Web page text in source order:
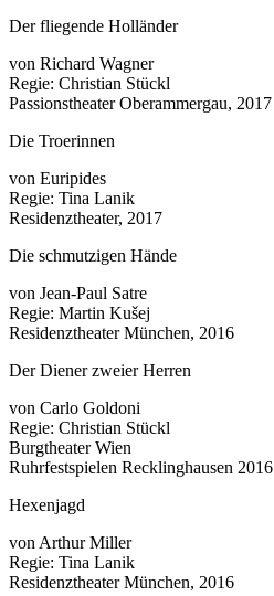
Der fliegende Holländer
von Richard Wagner
Regie: Christian Stückl
Passionstheater Oberammergau, 2017
Die Troerinnen
von Euripides
Regie: Tina Lanik
Residenztheater, 2017
Die schmutzigen Hände
von Jean-Paul Satre
Regie: Martin Kušej
Residenztheater München, 2016
Der Diener zweier Herren
von Carlo Goldoni
Regie: Christian Stückl
Burgtheater Wien
Ruhrfestspielen Recklinghausen 2016
Hexenjagd
von Arthur Miller
Regie: Tina Lanik
Residenztheater München, 2016